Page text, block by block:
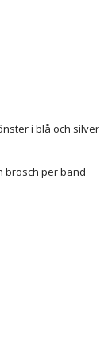
i blå och silver
brosch per band